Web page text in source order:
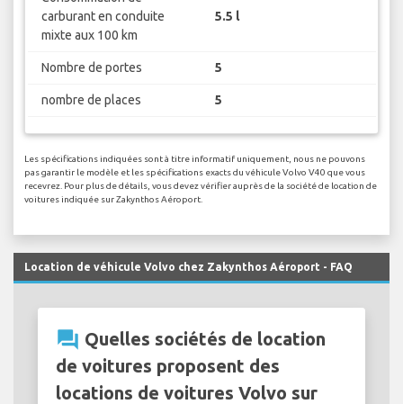
carburant en conduite
mixte aux 100 km
5.5 l
Nombre de portes 5
nombre de places 5
Les spécifications indiquées sont à titre informatif uniquement, nous ne pouvons
pas garantir le modèle et les spécifications exacts du véhicule Volvo V40 que vous
recevrez. Pour plus de détails, vous devez vérifier auprès de la société de location de
voitures indiquée sur Zakynthos Aéroport.
Location de véhicule Volvo chez Zakynthos Aéroport - FAQ
question_answer Quelles sociétés de location
de voitures proposent des
locations de voitures Volvo sur